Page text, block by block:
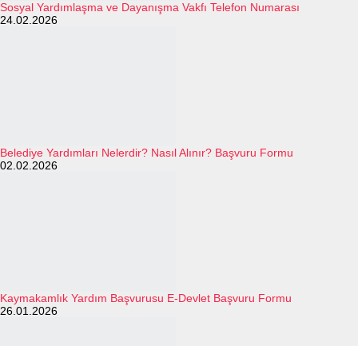
Sosyal Yardımlaşma ve Dayanışma Vakfı Telefon Numarası
24.02.2026
Belediye Yardımları Nelerdir? Nasıl Alınır? Başvuru Formu
02.02.2026
Kaymakamlık Yardım Başvurusu E-Devlet Başvuru Formu
26.01.2026